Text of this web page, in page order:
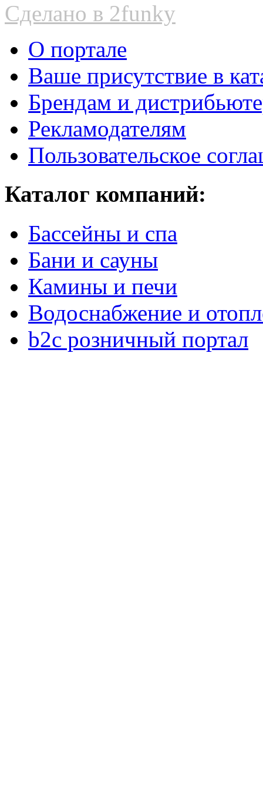
Сделано в 2funky
О портале
Ваше присутствие в
Брендам и
Рекламодателям
Пользовательское
Каталог компаний:
Бассейны и спа
Бани и сауны
Камины и печи
Водоснабжение и
b2c розничный портал